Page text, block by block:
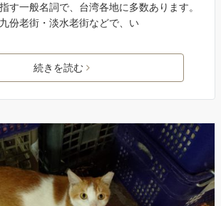
す一般名詞で、台湾各地に多数あります。
份老街・淡水老街などで、い
続きを読む